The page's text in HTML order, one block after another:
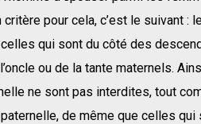
pour cela, c’est le suivant :
qui sont du côté des
ou de la tante maternels.
ne sont pas interdites, tout
de même que celles qui